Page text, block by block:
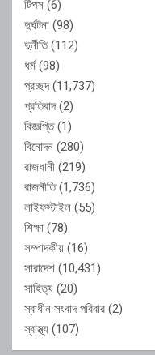
টিপস (6)
দুর্ঘটনা (98)
দুর্নীতি(112)
ধর্ম(98)
প্রচ্ছদ(11,737)
প্রতিবাদ(2)
বিজ্ঞপ্তি(1)
বিনোদন (280)
রাজধানী (219)
রাজনীতি(1,736)
লাইফস্টাইল (55)
শিক্ষা (78)
সম্পাদকীয় (16)
সারাদেশ (10,431)
সাহিত্য (20)
স্বাধীন সংবাদ পরিবার (2)
স্বাস্থ্য (107)